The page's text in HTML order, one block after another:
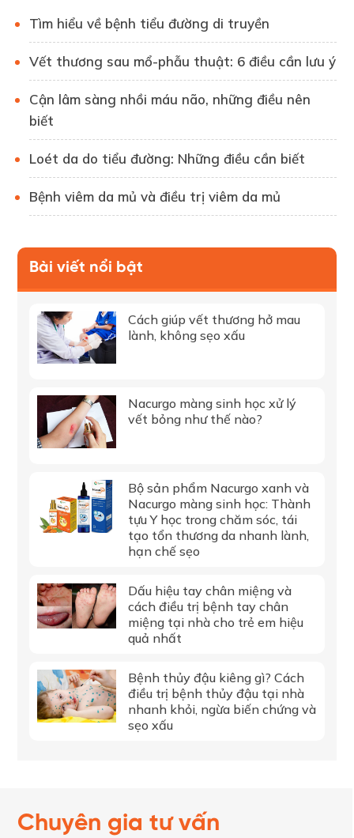
Tìm hiểu về bệnh tiểu đường di truyền
Vết thương sau mổ-phẫu thuật: 6 điều cần lưu ý
Cận lâm sàng nhồi máu não, những điều nên
biết
Loét da do tiểu đường: Những điều cần biết
Bệnh viêm da mủ và điều trị viêm da mủ
Bài viết nổi bật
Cách giúp vết thương hở mau
lành, không sẹo xấu
Nacurgo màng sinh học xử lý
vết bỏng như thế nào?
Bộ sản phẩm Nacurgo xanh và
Nacurgo màng sinh học: Thành
tựu Y học trong chăm sóc, tái
tạo tổn thương da nhanh lành,
hạn chế sẹo
Dấu hiệu tay chân miệng và
cách điều trị bệnh tay chân
miệng tại nhà cho trẻ em hiệu
quả nhất
Bệnh thủy đậu kiêng gì? Cách
điều trị bệnh thủy đậu tại nhà
nhanh khỏi, ngừa biến chứng và
sẹo xấu
Chuyên gia tư vấn